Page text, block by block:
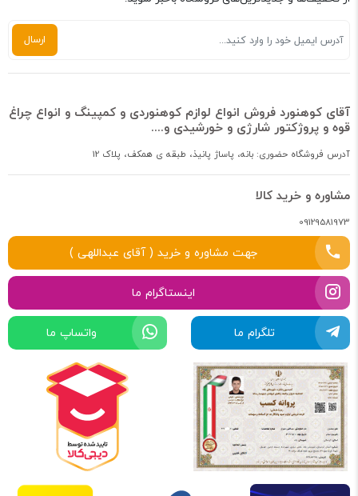
آقای کوهنورد فروش انواع لوازم کوهنوردی و کمپینگ و انواع چراغ
قوه و پروژکتور شارژی و خورشیدی و....
آدرس فروشگاه حضوری: بانه، پاساژ پانیذ، طبقه ی همکف، پلاک 12
مشاوره و خرید کالا
09129581973
جهت مشاوره و خرید ( آقای عبداللهی )
اینستاگرام ما
تلگرام ما
واتساپ ما